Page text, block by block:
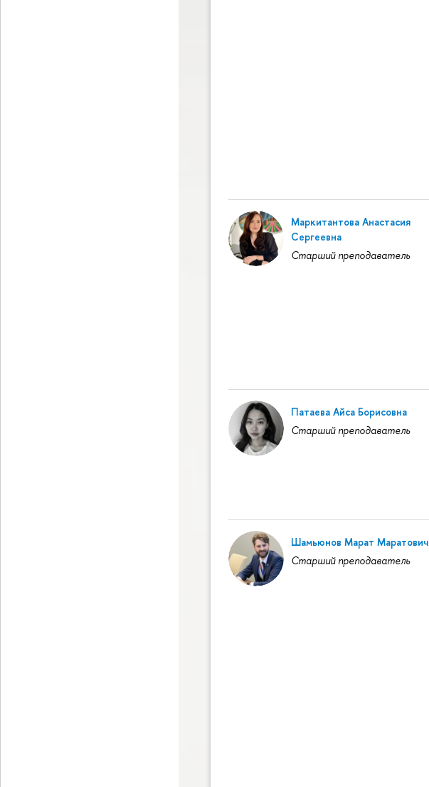
Маркитантова Анастасия
Сергеевна
Старший преподаватель
Патаева Айса Борисовна
Старший преподаватель
Шамьюнов Марат Маратович
Старший преподаватель